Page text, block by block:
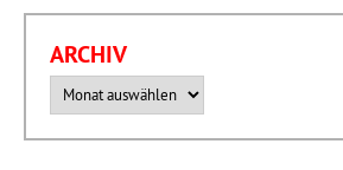
ARCHIV